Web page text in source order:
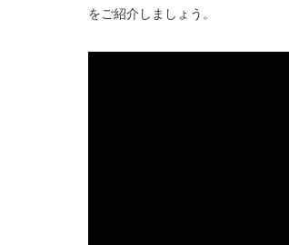
をご紹介しましょう。